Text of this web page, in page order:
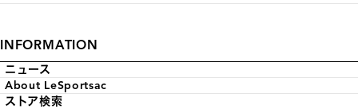
INFORMATION
ニュース
About LeSportsac
ストア検索